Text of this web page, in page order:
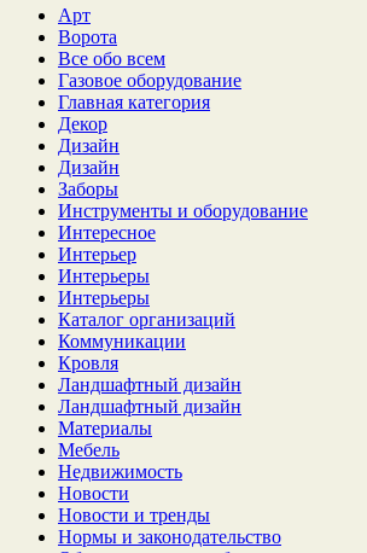
Арт
Ворота
Все обо всем
Газовое оборудование
Главная категория
Декор
Дизайн
Дизайн
Заборы
Инструменты и оборудование
Интересное
Интерьер
Интерьеры
Интерьеры
Каталог организаций
Коммуникации
Кровля
Ландшафтный дизайн
Ландшафтный дизайн
Материалы
Мебель
Недвижимость
Новости
Новости и тренды
Нормы и законодательство